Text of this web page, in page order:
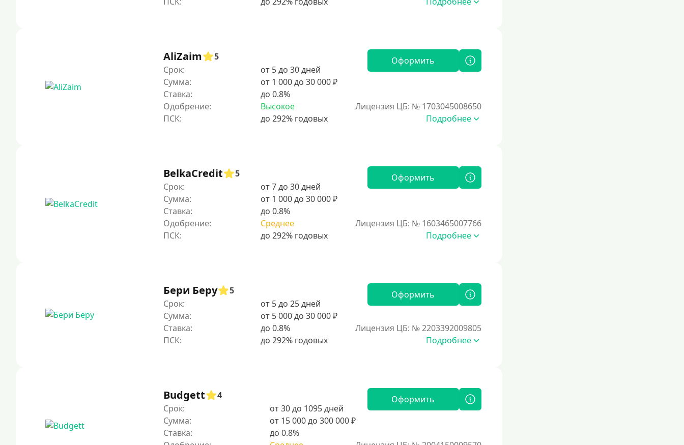
AliZaim
5
Срок:
от 5 до 30 дней
Сумма:
от 1 000 до 30 000 ₽
Ставка:
до 0.8%
Одобрение:
Высокое
Оформить
Лицензия ЦБ: № 1703045008650
Подробнее
BelkaCredit
5
Срок:
от 7 до 30 дней
Сумма:
от 1 000 до 30 000 ₽
Ставка:
до 0.8%
Одобрение:
Среднее
Оформить
Лицензия ЦБ: № 1603465007766
Подробнее
Бери Беру
5
Срок:
от 5 до 25 дней
Сумма:
от 5 000 до 30 000 ₽
Ставка:
до 0.8%
Оформить
Лицензия ЦБ: № 2203392009805
Подробнее
Budgett
4
Срок:
от 30 до 1095 дней
Сумма:
от 15 000 до 300 000 ₽
Ставка:
до 0.8%
Оформить